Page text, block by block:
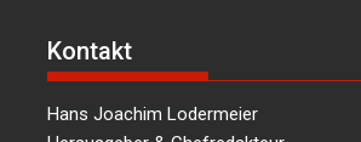
Kontakt
Hans Joachim Lodermeier